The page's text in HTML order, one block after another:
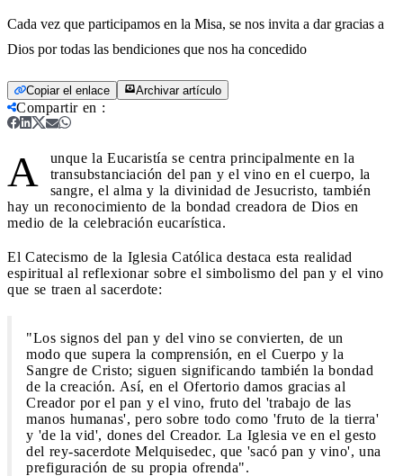
Cada vez que participamos en la Misa, se nos invita a dar gracias a
Dios por todas las bendiciones que nos ha concedido
Copiar el enlace Archivar artículo
Compartir en :
A
unque la Eucaristía se centra principalmente en la
transubstanciación del pan y el vino en el cuerpo, la
sangre, el alma y la divinidad de Jesucristo, también
hay un reconocimiento de la bondad creadora de Dios en
medio de la celebración eucarística.
El Catecismo de la Iglesia Católica destaca esta realidad
espiritual al reflexionar sobre el simbolismo del pan y el vino
que se traen al sacerdote:
"Los signos del pan y del vino se convierten, de un
modo que supera la comprensión, en el Cuerpo y la
Sangre de Cristo; siguen significando también la bondad
de la creación. Así, en el Ofertorio damos gracias al
Creador por el pan y el vino, fruto del 'trabajo de las
manos humanas', pero sobre todo como 'fruto de la tierra'
y 'de la vid', dones del Creador. La Iglesia ve en el gesto
del rey-sacerdote Melquisedec, que 'sacó pan y vino', una
prefiguración de su propia ofrenda".